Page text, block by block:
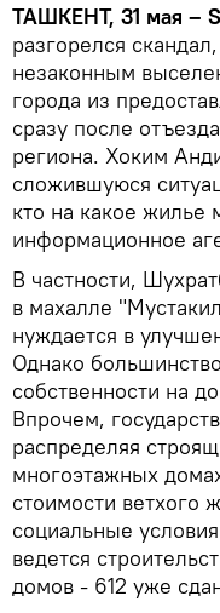
ТАШКЕНТ, 31 мая –
разгорелся
незаконным
города из
сразу после
региона. Хоким
сложившуюся
кто на какое жилье
информационное
В частности,
в махалле
нуждается в
Однако
собственности на
Впрочем,
распределяя
многоэтажных
стоимости ветхого
социальные
ведется
домов - 612 уже